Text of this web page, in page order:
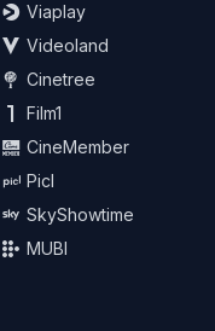
Viaplay
Videoland
Cinetree
Film1
CineMember
Picl
SkyShowtime
MUBI